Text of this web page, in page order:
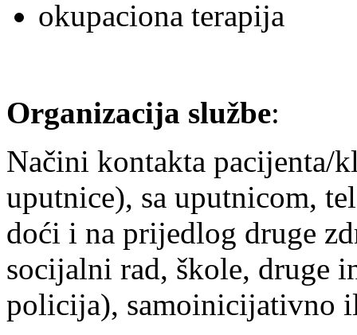
okupaciona terapija
Organizacija službe:
Načini kontakta pacijenta/
uputnice), sa uputnicom,
doći i na prijedlog druge
socijalni rad, škole, druge
policija), samoinicijativno